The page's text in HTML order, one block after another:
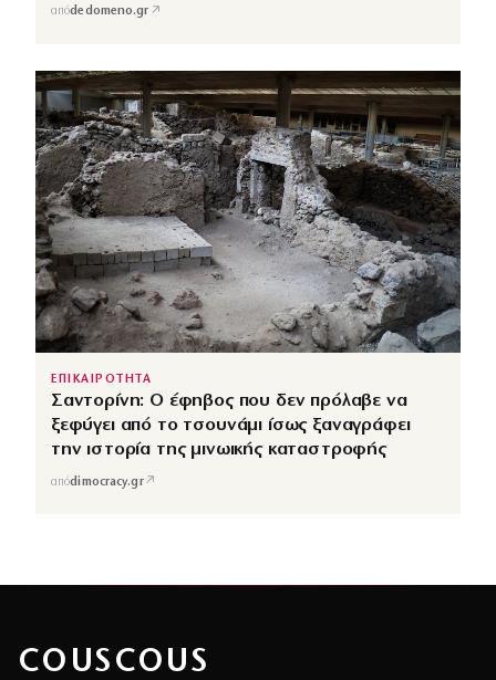
απόdedomeno.gr ↗
ΕΠΙΚΑΙΡΟΤΗΤΑ
Σαντορίνη: Ο έφηβος που δεν πρόλαβε να
ξεφύγει από το τσουνάμι ίσως ξαναγράφει
την ιστορία της μινωικής καταστροφής
απόdimocracy.gr↗
COUSCOUS